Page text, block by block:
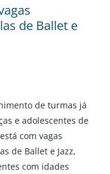
de Ballet e
de turmas já
e adolescentes de
com vagas
de Ballet e Jazz,
com idades